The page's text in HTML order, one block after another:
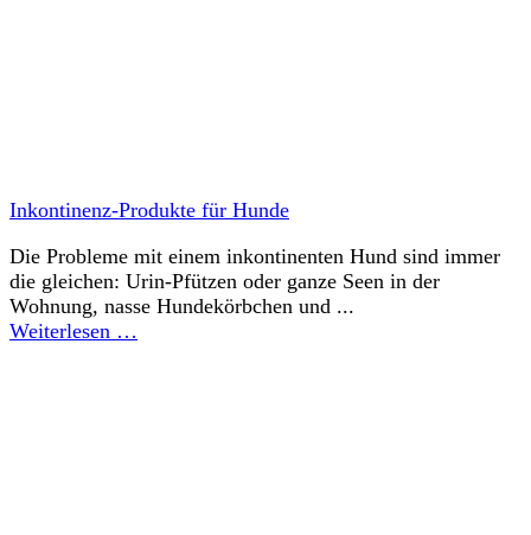
Inkontinenz-Produkte für Hunde
Die Probleme mit einem inkontinenten Hund sind immer
die gleichen: Urin-Pfützen oder ganze Seen in der
Wohnung, nasse Hundekörbchen und ...
Weiterlesen …